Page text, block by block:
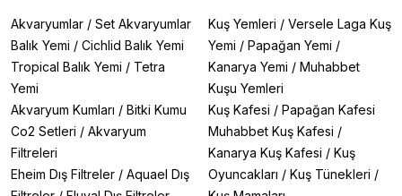
Akvaryumlar / Set Akvaryumlar
Balık Yemi / Cichlid Balık Yemi
Tropical Balık Yemi / Tetra
Yemi
Akvaryum Kumları / Bitki Kumu
Co2 Setleri / Akvaryum
Filtreleri
Eheim Dış Filtreler / Aquael Dış
Kuş Yemleri / Versele Laga Kuş
Yemi / Papağan Yemi /
Kanarya Yemi / Muhabbet
Kuşu Yemleri
Kuş Kafesi / Papağan Kafesi
Muhabbet Kuş Kafesi /
Kanarya Kuş Kafesi / Kuş
Oyuncakları / Kuş Tünekleri /